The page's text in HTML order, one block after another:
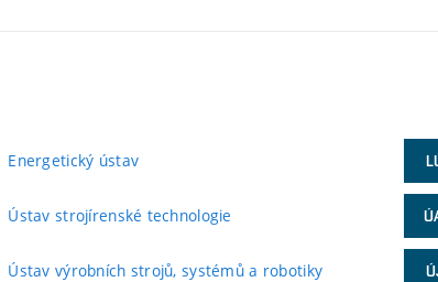
Energetický ústav
Ústav strojírenské technologie
Ústav výrobních strojů, systémů a robotiky